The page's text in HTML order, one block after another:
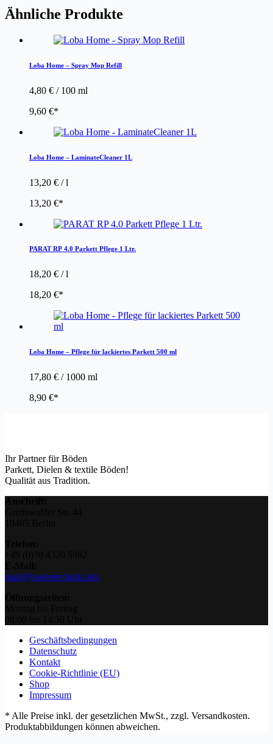
Ähnliche Produkte
Loba Home – Spray Mop Refill
4,80 € / 100 ml
9,60 €
Loba Home – LaminateCleaner 1L
13,20 € /l
13,20 €
PARAT RP 4.0 Parkett Pflege 1 Ltr.
18,20 € /l
18,20 €
Loba Home – Pflege für lackiertes Parkett 500 ml
17,80 € / 1000 ml
8,90 €
Ihr Partner für Böden
Parkett, Dielen & textile Böden!
Qualität aus Tradition.
mail@bodentechnik.info
Geschäftsbedingungen
Datenschutz
Kontakt
Cookie-Richtlinie (EU)
Shop
Impressum
* Alle Preise inkl. der gesetzlichen MwSt., zzgl. Versandkosten.
Produktabbildungen können abweichen.